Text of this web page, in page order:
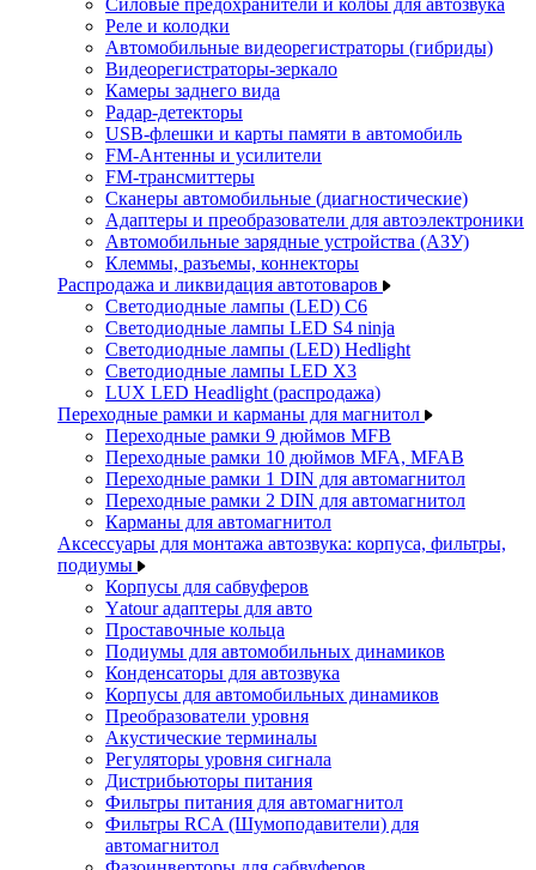
Силовые предохранители и колбы для автозвука
Реле и колодки
Автомобильные видеорегистраторы (гибриды)
Видеорегистраторы-зеркало
Камеры заднего вида
Радар-детекторы
USB-флешки и карты памяти в автомобиль
FM-Антенны и усилители
FM-трансмиттеры
Сканеры автомобильные (диагностические)
Адаптеры и преобразователи для автоэлектроники
Автомобильные зарядные устройства (АЗУ)
Клеммы, разъемы, коннекторы
Распродажа и ликвидация автотоваров
Светодиодные лампы (LED) C6
Светодиодные лампы LED S4 ninja
Светодиодные лампы (LED) Hedlight
Светодиодные лампы LED X3
LUX LED Headlight (распродажа)
Переходные рамки и карманы для магнитол
Переходные рамки 9 дюймов MFB
Переходные рамки 10 дюймов MFA, MFAB
Переходные рамки 1 DIN для автомагнитол
Переходные рамки 2 DIN для автомагнитол
Карманы для автомагнитол
Аксессуары для монтажа автозвука: корпуса, фильтры,
подиумы
Корпусы для сабвуферов
Yаtour адаптеры для авто
Проставочные кольца
Подиумы для автомобильных динамиков
Конденсаторы для автозвука
Корпусы для автомобильных динамиков
Преобразователи уровня
Акустические терминалы
Регуляторы уровня сигнала
Дистрибьюторы питания
Фильтры питания для автомагнитол
Фильтры RCA (Шумоподавители) для
автомагнитол